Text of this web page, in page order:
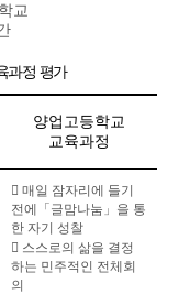
교
과정 평가
양업고등학교
교육과정
󰌛 매일 잠자리에 들기
전에「글맘나눔」을 통
한 자기 성찰
󰌛 스스로의 삶을 결정
하는 민주적인 전체회
의